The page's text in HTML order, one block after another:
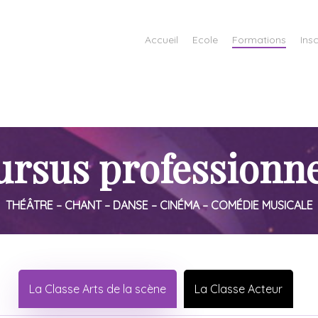
Accueil Ecole Formations
THÉÂTRE – CHANT – DANSE – CINÉMA – COMÉDIE MUSICALE
La Classe Arts de la scène La Classe Acteur